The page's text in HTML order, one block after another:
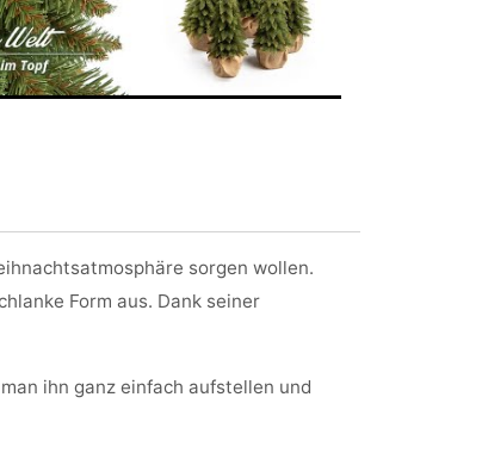
sorgen wollen.
Form aus. Dank seiner
ihn ganz einfach aufstellen und